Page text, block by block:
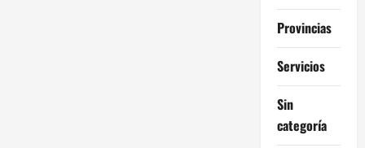
Provincias
Servicios
Sin
categoría